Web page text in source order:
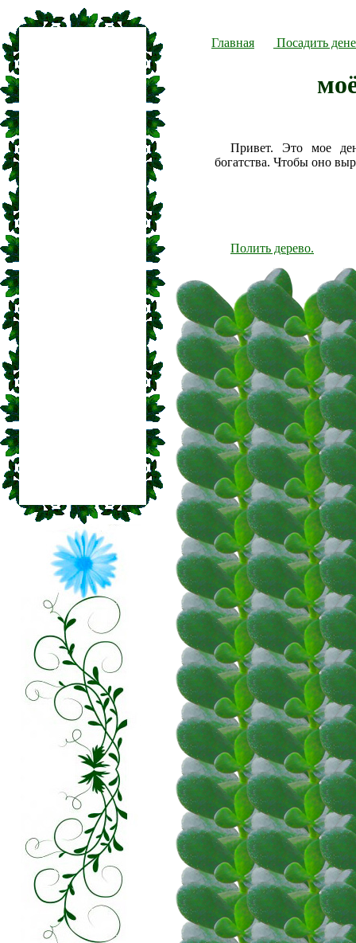
Главная Посадить
Привет. Это мое
богатства. Чтобы оно
Полить дерево.